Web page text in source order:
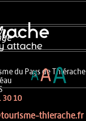
du Pays de Thiérache
30 10
thierache.fr
AAA